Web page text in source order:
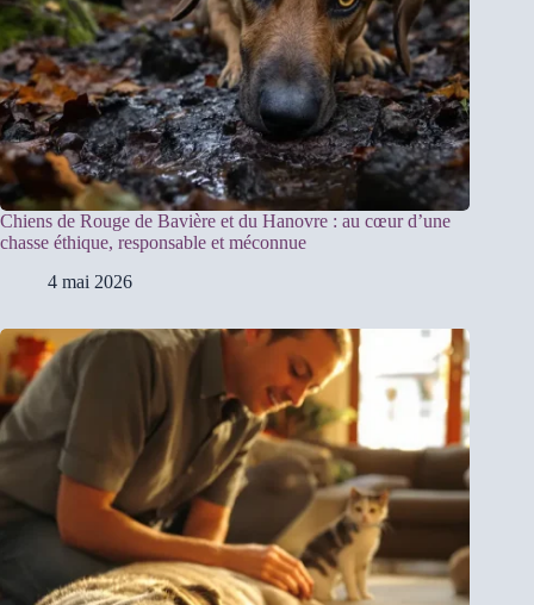
Chiens de Rouge de Bavière et du Hanovre : au cœur d’une
chasse éthique, responsable et méconnue
4 mai 2026